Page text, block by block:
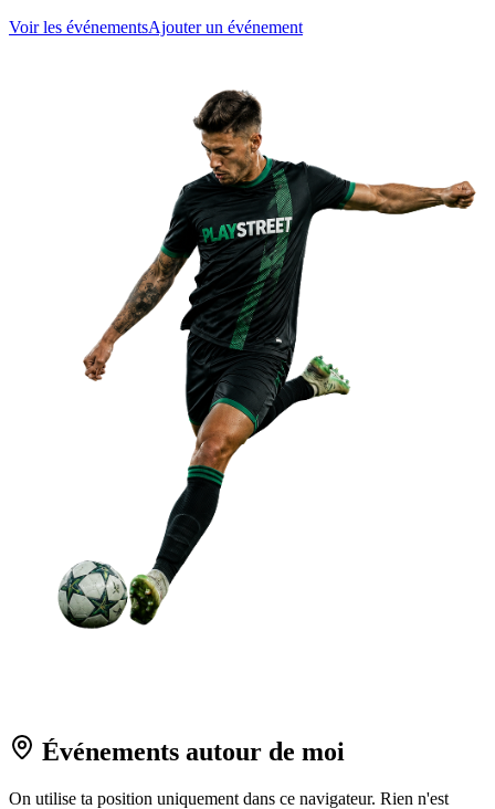
Voir les événementsAjouter un événement
Événements autour de moi
On utilise ta position uniquement dans ce navigateur. Rien n'est